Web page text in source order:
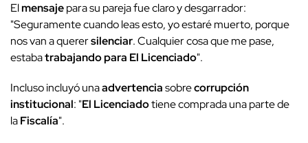
Elmensajepara su pareja fue claro y desgarrador:
"Seguramente cuando leas esto, yo estaré muerto, porque
nos van a querersilenciar. Cualquier cosa que me pase,
estabatrabajando para El Licenciado".
Incluso incluyó unaadvertenciasobrecorrupción
institucional: "El Licenciadotiene comprada una parte de
laFiscalía".